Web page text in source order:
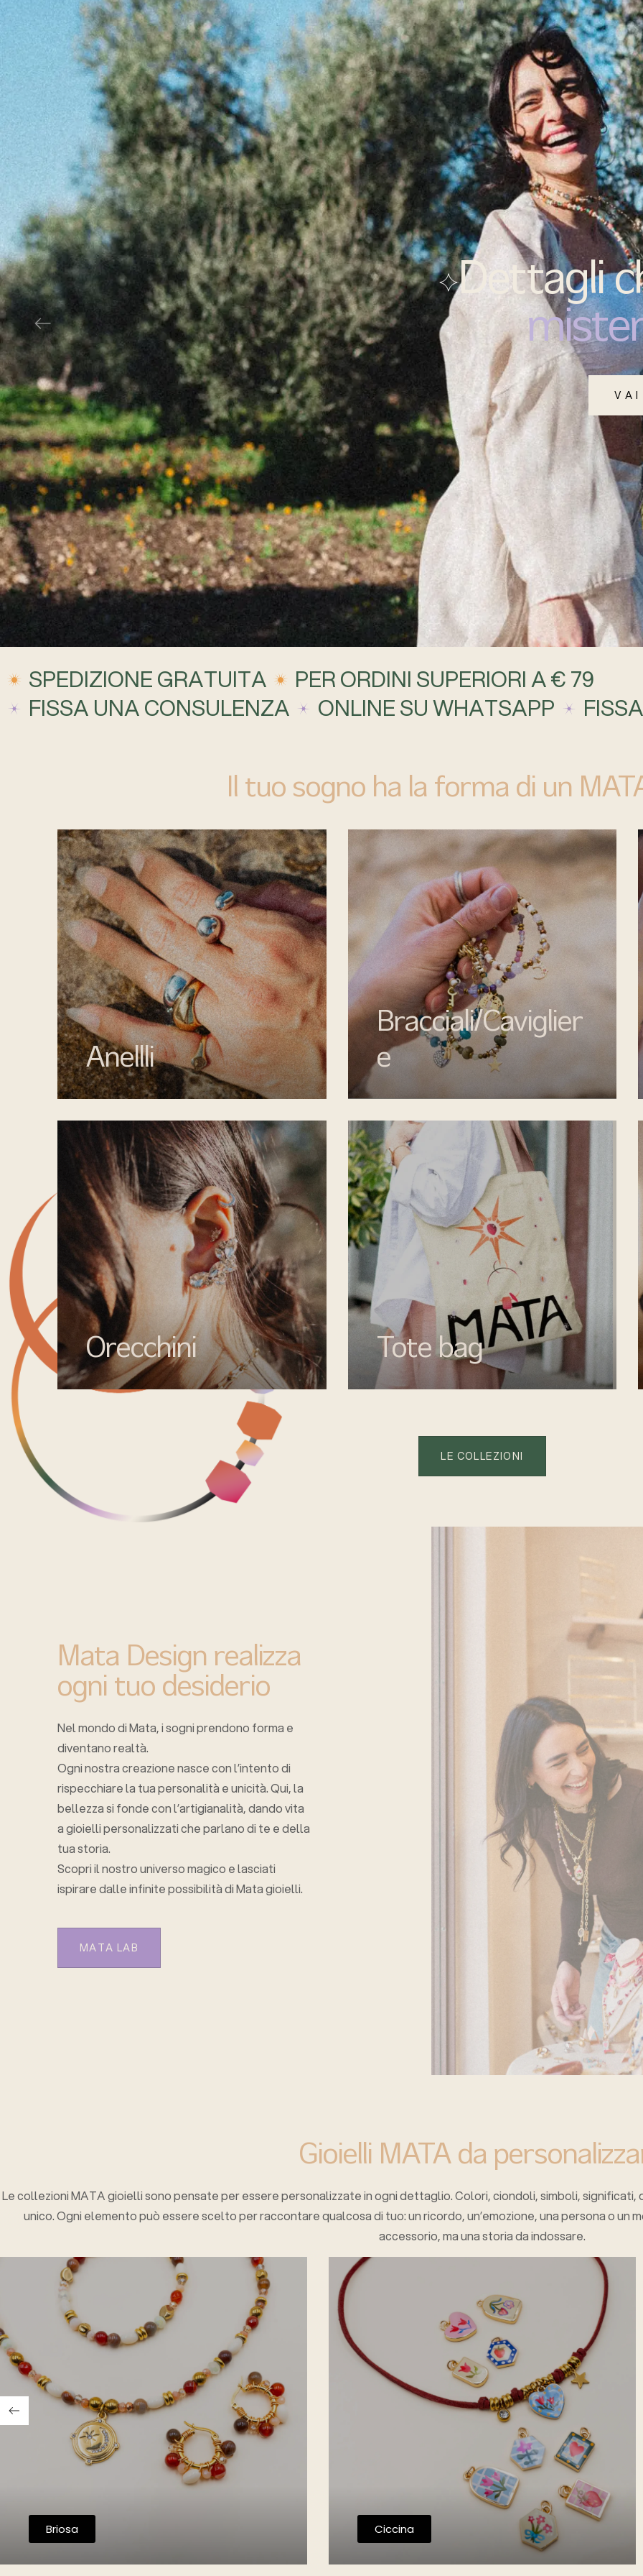
SEARCH CART
(0)
MENU
Dettagli
SPEDIZIONE GRATUITA
PER ORDINI SUPERIORI A € 79
FISSA UNA CONSULENZA
ONLINE SU WHATSAPP
Il tuo sogno ha la forma di un
Anellli
Scopri la collezione di anelli artigianali di
Mata gioielli, realizzati in argento 925 e
acciaio inossidabile anallergico.
Bracciali/Caviglier
e
cavigliere di Mata gioielli: eleganza, qualità
e design senza tempo per ogni occasione.
Orecchini
Valorizza ogni outfit con gli orecchini di
Mata gioielli: creazioni uniche per un tocco
Tote bag
Esalta il tuo look con gli accessori MATA,
LE COLLEZIONI
Mata Design realizza
ogni tuo desiderio
Nel mondo di Mata, i sogni prendono forma e
diventano realtà.
Ogni nostra creazione nasce con l’intento di
rispecchiare la tua personalità e unicità. Qui, la
bellezza si fonde con l’artigianalità, dando vita
a gioielli personalizzati che parlano di te e della
tua storia.
Scopri il nostro universo magico e lasciati
ispirare dalle infinite possibilità di Mata gioielli.
MATA LAB
Gioielli MATA da
Le collezioni MATA gioielli sono pensate per essere personalizzate in ogni dettaglio. Colori, ciondoli, simboli, significati,
unico. Ogni elemento può essere scelto per raccontare qualcosa di tuo: un ricordo, un’emozione, una persona o un
accessorio, ma una storia da indossare.
Briosa Ciccina